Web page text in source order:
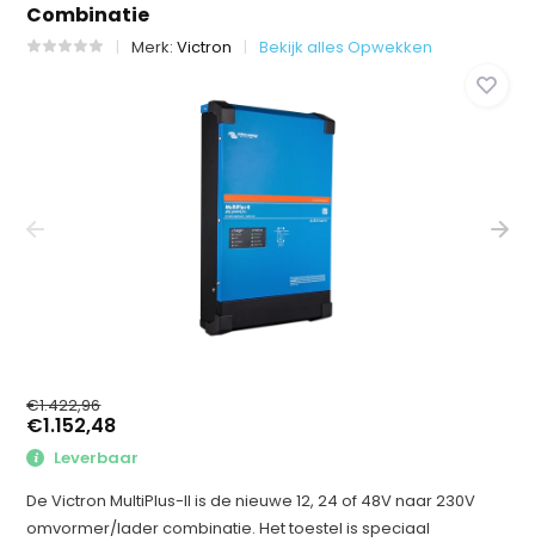
Combinatie
Merk:Victron Bekijk alles Opwekken
€1.422,96
€1.152,48
Leverbaar
De Victron MultiPlus-II is de nieuwe 12, 24 of 48V naar 230V
omvormer/lader combinatie. Het toestel is speciaal